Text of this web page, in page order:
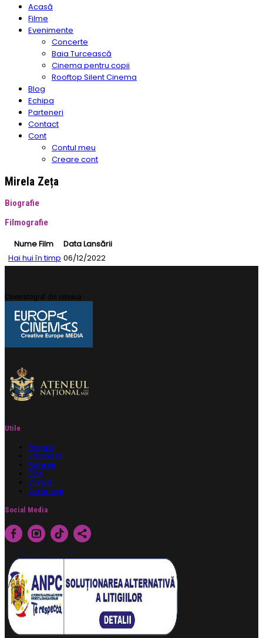
Acasă
Filme
Evenimente
Concerte
Baia Turcească
Cinema pentru copii
Rooftop Silent Cinema
Blog
Echipa
Parteneri
Contact
Cont
Contul meu
Creare cont
Mirela Zeța
Biografie
Filmografie
Nume Film
Data Lansării
Hai hui în timp 06/12/2022
Cinematograf din rețeaua
Utile
Program
Evenimente
Parteneri
Blog
Contact
Contul meu
Social Media